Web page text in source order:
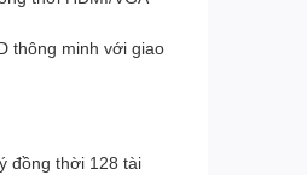
thông minh với giao
đồng thời 128 tài